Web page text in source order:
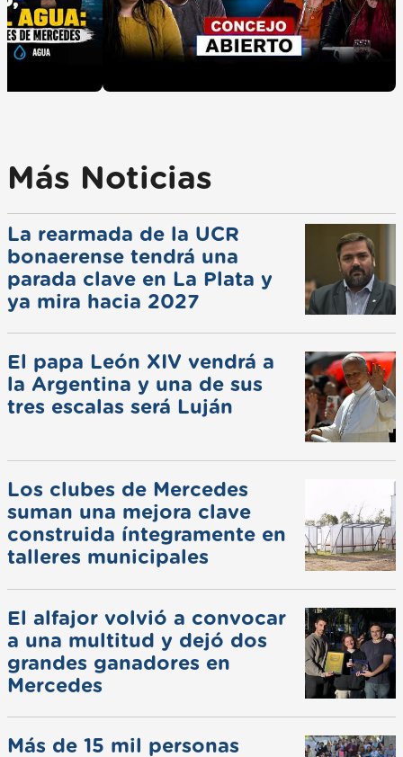
Más Noticias
La rearmada de la UCR
bonaerense tendrá una
parada clave en La Plata y
ya mira hacia 2027
El papa León XIV vendrá a
la Argentina y una de sus
tres escalas será Luján
Los clubes de Mercedes
suman una mejora clave
construida íntegramente en
talleres municipales
El alfajor volvió a convocar
a una multitud y dejó dos
grandes ganadores en
Mercedes
Más de 15 mil personas